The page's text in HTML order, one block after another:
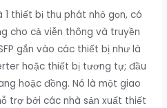
1 thiết bị thu phát nhỏ gọn, có
cho cả viễn thông và truyền
gắn vào các thiết bị như là
hoặc thiết bị tương tự; đầu
hoặc đồng. Nó là một giao
trợ bởi các nhà sản xuất thiết